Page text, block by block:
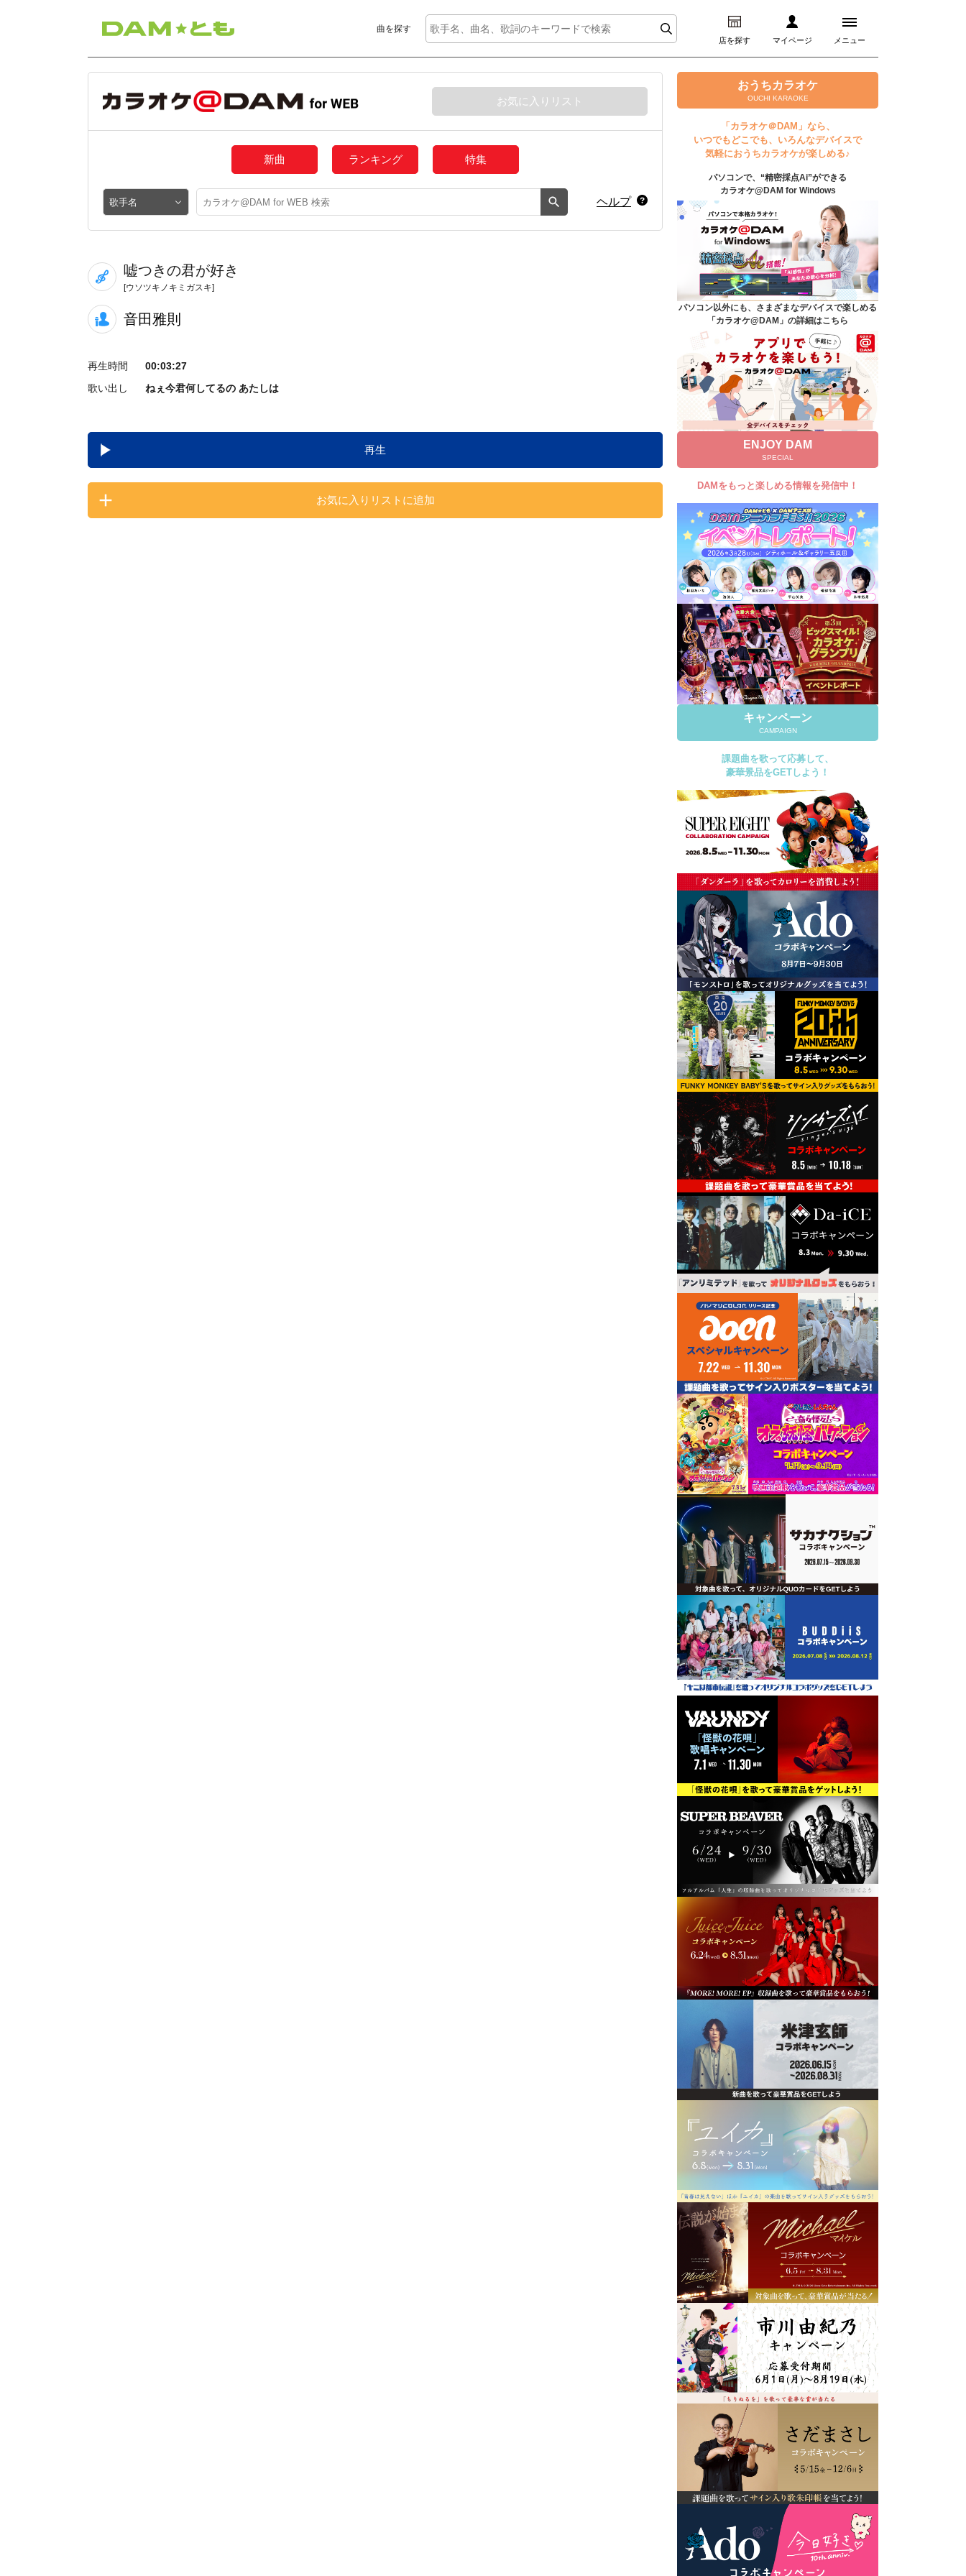
曲を探す
店を探す マイページ メニュー
ログイン
マイページ
プレミアムサービス
DAM★とも動画
DAM★とも録音
カラオケ＠DAM
ユーザー検索
キャンペーン
よくあるご質問
DAMの新曲・ランキングなど
カラオケ最新情報をチェック！
自宅でカラオケ歌い放題！
家族や友達と一緒に！練習にも！
お気に入りリスト
新曲 ランキング 特集
ヘルプ
嘘つきの君が好き
[ウソツキノキミガスキ]
音田雅則
再生時間
00:03:27
歌い出し
ねぇ今君何してるの あたしは
再生
お気に入りリストに追加
おうちカラオケ
OUCHI KARAOKE
「カラオケ＠DAM」なら、
いつでもどこでも、いろんなデバイスで
気軽におうちカラオケが楽しめる♪
パソコンで、“精密採点Ai”ができる
カラオケ@DAM for Windows
パソコン以外にも、さまざまなデバイスで楽しめる
「カラオケ@DAM」の詳細はこちら
ENJOY DAM
SPECIAL
DAMをもっと楽しめる情報を発信中！
キャンペーン
CAMPAIGN
課題曲を歌って応募して、
豪華景品をGETしよう！